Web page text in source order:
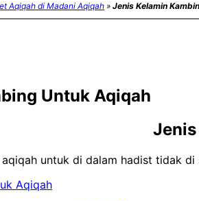
Aqiqah di Madani Aqiqah » Jenis Kelamin
Untuk Aqiqah
untuk di dalam hadist tidak